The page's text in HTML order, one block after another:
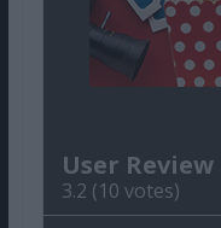
User Review
3.2 (10 votes)